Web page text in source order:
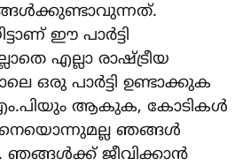
ഈ പാർട്ടി
എല്ലാ രാഷ്ട്രീയ
ഒരു പാർട്ടി ഉണ്ടാക്കുക
ആകുക, കോടികൾ
ഞങ്ങൾ
ജീവിക്കാൻ